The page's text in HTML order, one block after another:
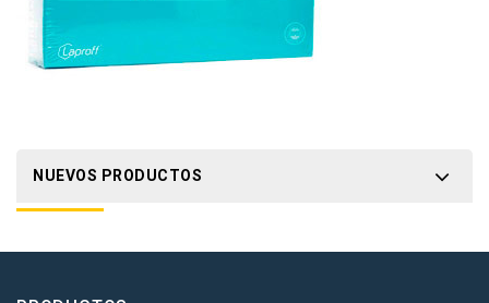
NUEVOS PRODUCTOS